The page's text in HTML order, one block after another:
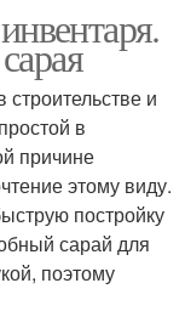
и
в
причине
этому виду.
постройку
сарай для
поэтому